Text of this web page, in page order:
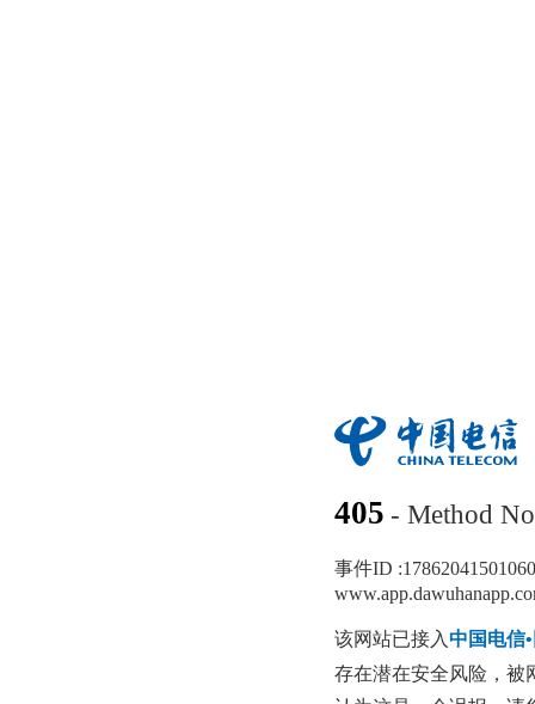
405 - Method
事件ID :
该网站已接入中国电信
存在潜在安全风险，被